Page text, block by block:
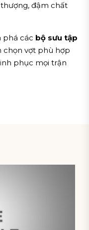
đậm chất
phá các bộ sưu tập
chọn vợt phù hợp
phục mọi trận